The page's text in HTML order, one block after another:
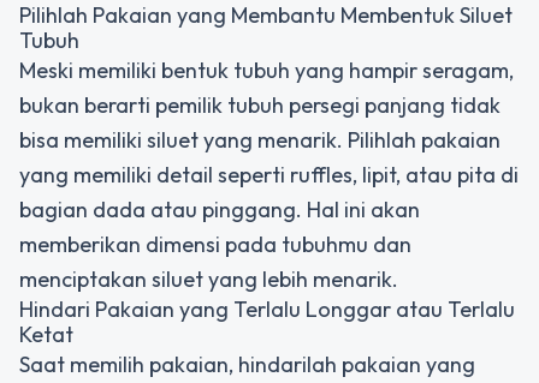
Pilihlah Pakaian yang Membantu Membentuk Siluet
Tubuh
Meski memiliki bentuk tubuh yang hampir seragam,
bukan berarti pemilik tubuh persegi panjang tidak
bisa memiliki siluet yang menarik. Pilihlah pakaian
yang memiliki detail seperti ruffles, lipit, atau pita di
bagian dada atau pinggang. Hal ini akan
memberikan dimensi pada tubuhmu dan
menciptakan siluet yang lebih menarik.
Hindari Pakaian yang Terlalu Longgar atau Terlalu
Ketat
Saat memilih pakaian, hindarilah pakaian yang